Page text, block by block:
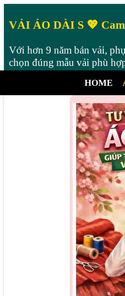
VẢI ÁO DÀI S 💖
Với hơn 9 năm bán vải,
chọn đúng mẫu vải phù
HOME